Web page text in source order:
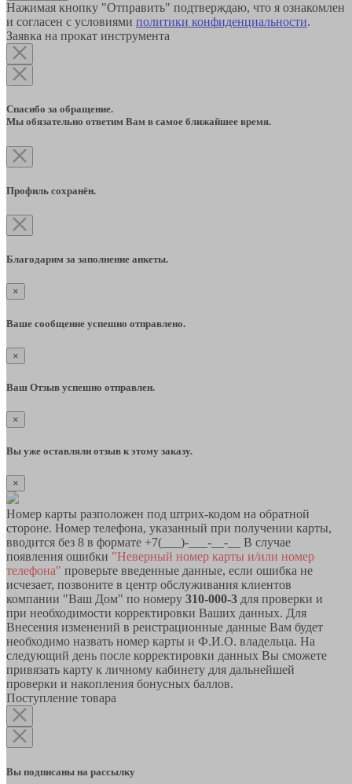
Нажимая кнопку "Отправить" подтверждаю, что я ознакомлен
и согласен с условиями политики конфиденциальности.
Заявка на прокат инструмента
Спасибо за обращение.
Мы обязательно ответим Вам в самое ближайшее время.
Профиль сохранён.
Благодарим за заполнение анкеты.
×
Ваше сообщение успешно отправлено.
×
Ваш Отзыв успешно отправлен.
×
Вы уже оставляли отзыв к этому заказу.
×
Номер карты разположен под штрих-кодом на обратной
стороне. Номер телефона, указанный при получении карты,
вводится без 8 в формате +7(___)-___-__-__ В случае
появления ошибки "Неверный номер карты и/или номер
телефона" проверьте введенные данные, если ошибка не
исчезает, позвоните в центр обслуживания клиентов
компании "Ваш Дом" по номеру 310-000-3 для проверки и
при необходимости корректировки Ваших данных. Для
Внесения изменений в реистрационные данные Вам будет
необходимо назвать номер карты и Ф.И.О. владельца. На
следующий день после корректировки данных Вы сможете
привязать карту к личному кабинету для дальнейшей
проверки и накопления бонусных баллов.
Поступление товара
Вы подписаны на рассылку